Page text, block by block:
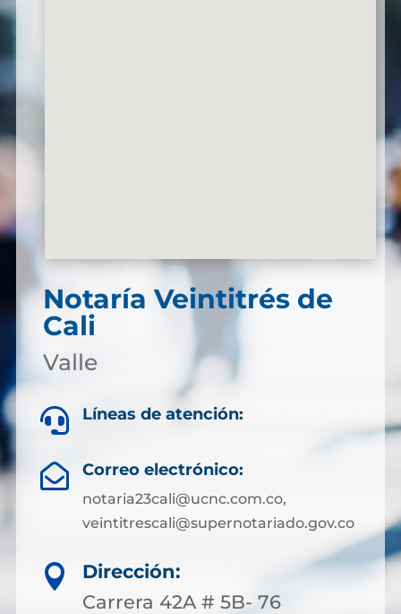
Notaría Veintitrés de
Cali
Valle
 Líneas de atención:
 Correo electrónico:
notaria23cali@ucnc.com.co,
veintitrescali@supernotariado.gov.co

Dirección:
Carrera 42A # 5B- 76